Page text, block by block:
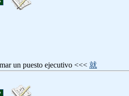
un puesto ejecutivo <<< 就